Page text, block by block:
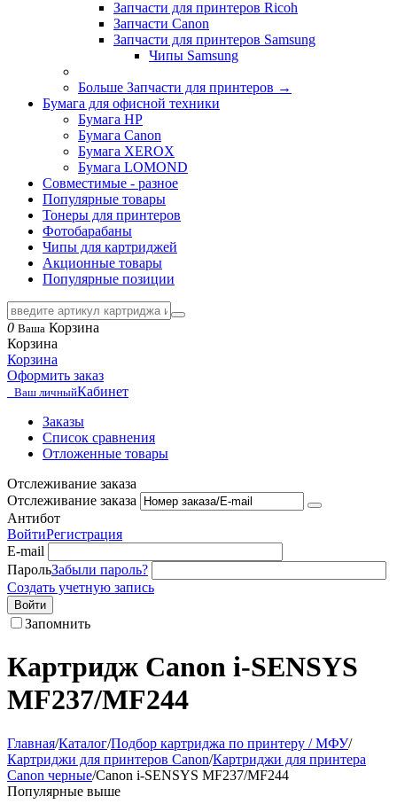
Запчасти для принтеров Ricoh
Запчасти Canon
Запчасти для принтеров Samsung
Чипы Samsung
Больше Запчасти для принтеров →
Бумага для офисной техники
Бумага HP
Бумага Canon
Бумага XEROX
Бумага LOMOND
Совместимые - разное
Популярные товары
Тонеры для принтеров
Фотобарабаны
Чипы для картриджей
Акционные товары
Популярные позиции
0 Ваша Корзина
Корзина
Корзина
Оформить заказ
Ваш личныйКабинет
Заказы
Список сравнения
Отложенные товары
Отслеживание заказа
Отслеживание заказа
Антибот
ВойтиРегистрация
E-mail
ПарольЗабыли пароль?
Создать учетную запись
Войти
Запомнить
Картридж Canon i-SENSYS
MF237/MF244
Главная/Каталог/Подбор картриджа по принтеру / МФУ/
Картриджи для принтеров Сanon/Картриджи для принтера
Сanon черные/Canon i-SENSYS MF237/MF244
Популярные выше